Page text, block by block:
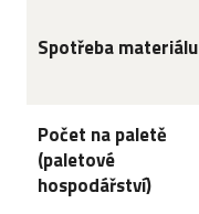
Spotřeba materiálu
Počet na paletě
(paletové
hospodářství)